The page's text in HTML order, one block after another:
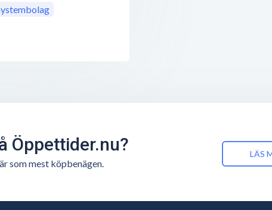
Öppettider.nu?
som mest köpbenägen.
LÄS